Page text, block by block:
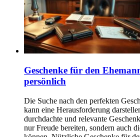
Geschenke für den
persönlich
Die Suche nach den perfekten
kann eine Herausforderung
durchdachte und relevante
nur Freude bereiten, sondern auch